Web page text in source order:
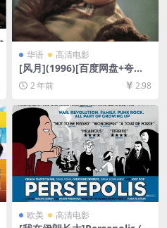
华语 高清电影
[风月](1996)[百度网盘+夸克
网盘1080P超清未删减资源]
[网盘在线播放/下载][MP4/8.
2 年前 2.98
欧美 高清电影